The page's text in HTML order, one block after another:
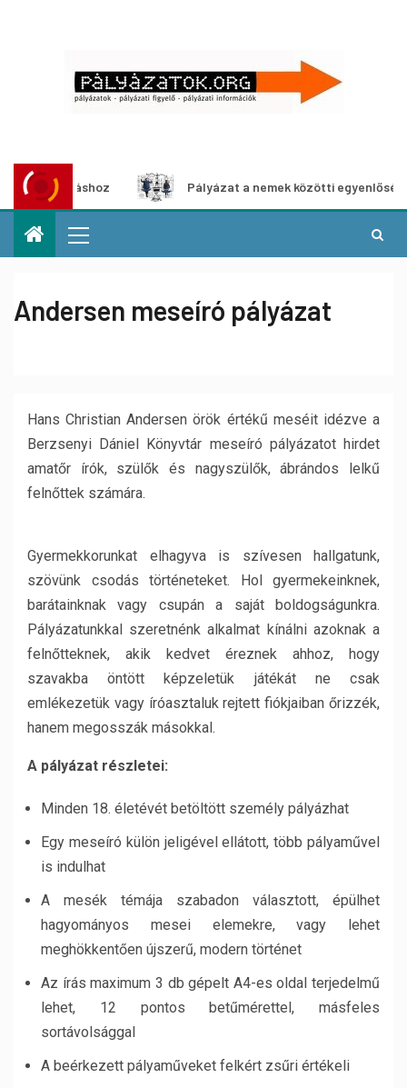
Pályázat a nemek közötti egyenlőség
Andersen meseíró pályázat
Hans Christian Andersen örök értékű meséit idézve a
Berzsenyi Dániel Könyvtár meseíró pályázatot hirdet
amatőr írók, szülők és nagyszülők, ábrándos lelkű
felnőttek számára.
Gyermekkorunkat elhagyva is szívesen hallgatunk,
szövünk csodás történeteket. Hol gyermekeinknek,
barátainknak vagy csupán a saját boldogságunkra.
Pályázatunkkal szeretnénk alkalmat kínálni azoknak a
felnőtteknek, akik kedvet éreznek ahhoz, hogy
szavakba öntött képzeletük játékát ne csak
emlékezetük vagy íróasztaluk rejtett fiókjaiban őrizzék,
hanem megosszák másokkal.
A pályázat részletei:
Minden 18. életévét betöltött személy pályázhat
Egy meseíró külön jeligével ellátott, több pályaművel
is indulhat
A mesék témája szabadon választott, épülhet
hagyományos mesei elemekre, vagy lehet
meghökkentően újszerű, modern történet
Az írás maximum 3 db gépelt A4-es oldal terjedelmű
lehet, 12 pontos betűmérettel, másfeles
sortávolsággal
A beérkezett pályaműveket felkért zsűri értékeli